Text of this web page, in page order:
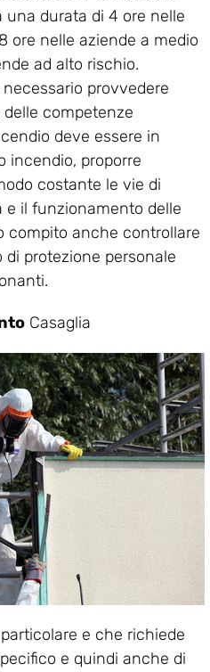
una durata di 4 ore nelle
ore nelle aziende a medio
ad alto rischio.
provvedere
competenze
deve essere in
incendio, proporre
costante le vie di
e il funzionamento delle
compito anche controllare
protezione personale
Casaglia
e che richiede
e quindi anche di